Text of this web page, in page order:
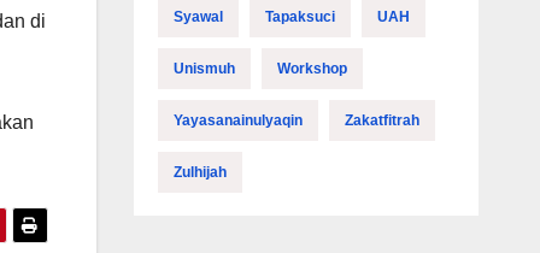
di
Syawal Tapaksuci UAH
Unismuh Workshop
Yayasanainulyaqin Zakatfitrah
Zulhijah